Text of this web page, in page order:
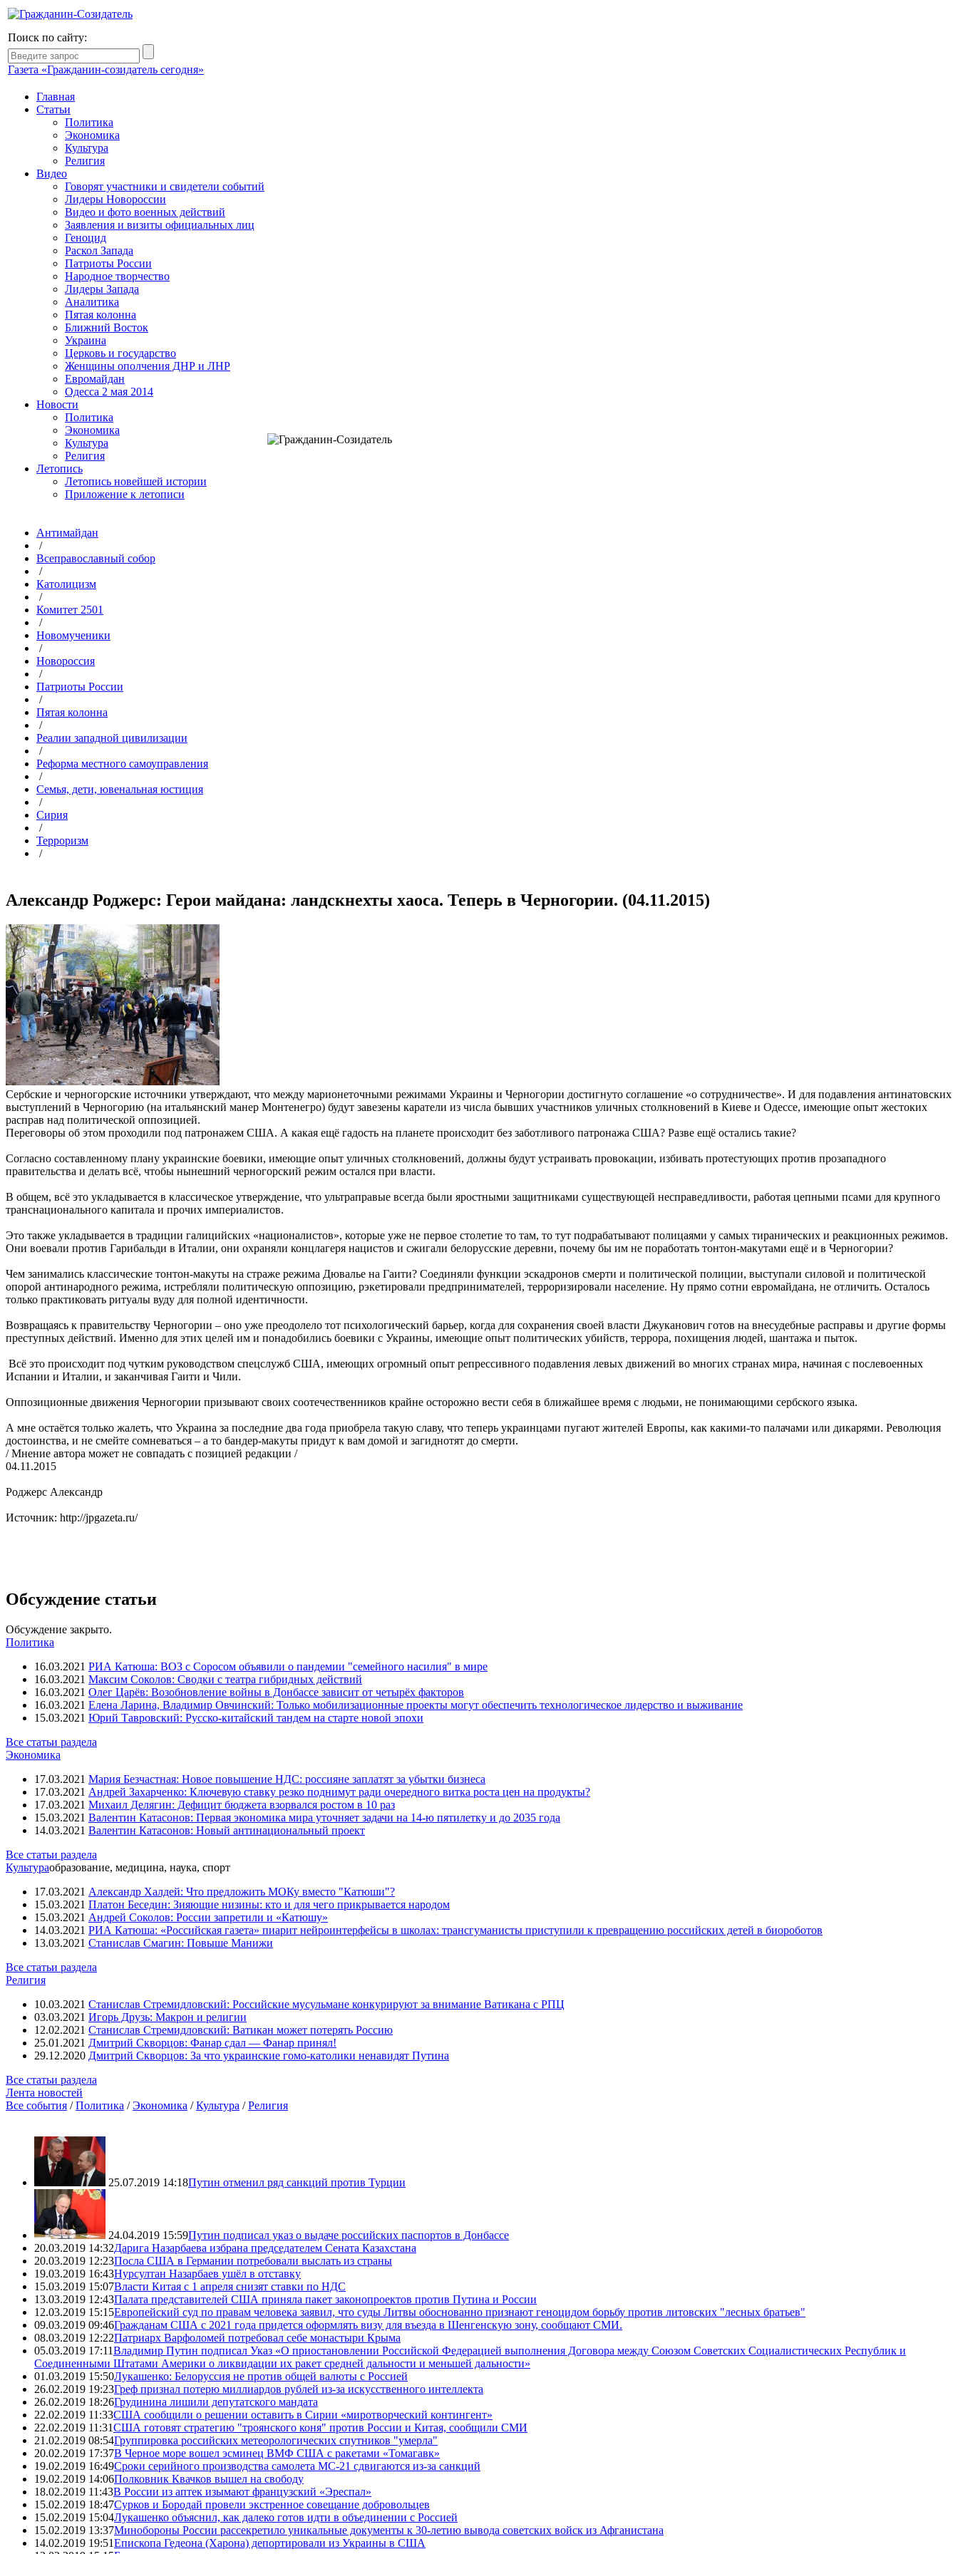
Поиск по сайту:
Газета «Гражданин-созидатель сегодня»
Главная
Статьи
Политика
Экономика
Культура
Религия
Видео
Говорят участники и свидетели событий
Лидеры Новороссии
Видео и фото военных действий
Заявления и визиты официальных лиц
Геноцид
Раскол Запада
Патриоты России
Народное творчество
Лидеры Запада
Аналитика
Пятая колонна
Ближний Восток
Украина
Церковь и государство
Женщины ополчения ДНР и ЛНР
Евромайдан
Одесса 2 мая 2014
Новости
Политика
Экономика
Культура
Религия
Летопись
Летопись новейшей истории
Приложение к летописи
Антимайдан
/
Всеправославный собор
/
Католицизм
/
Комитет 2501
/
Новомученики
/
Новороссия
/
Патриоты России
/
Пятая колонна
/
Реалии западной цивилизации
/
Реформа местного самоуправления
/
Семья, дети, ювенальная юстиция
/
Сирия
/
Терроризм
/
Александр Роджерс: Герои майдана: ландскнехты хаоса. Теперь в Черногории. (04.11.2015)
Сербские и черногорские источники утверждают, что между марионеточными режимами Украины и Черногории достигнуто соглашение «о сотрудничестве». И для подавления антинатовских
выступлений в Черногорию (на итальянский манер Монтенегро) будут завезены каратели из числа бывших участников уличных столкновений в Киеве и Одессе, имеющие опыт жестоких
расправ над политической оппозицией.
Переговоры об этом проходили под патронажем США. А какая ещё гадость на планете происходит без заботливого патронажа США? Разве ещё остались такие?
Согласно составленному плану украинские боевики, имеющие опыт уличных столкновений, должны будут устраивать провокации, избивать протестующих против прозападного
правительства и делать всё, чтобы нынешний черногорский режим остался при власти.
В общем, всё это укладывается в классическое утверждение, что ультраправые всегда были яростными защитниками существующей несправедливости, работая цепными псами для крупного
транснационального капитала и прочих империалистов.
Это также укладывается в традиции галицийских «националистов», которые уже не первое столетие то там, то тут подрабатывают полицаями у самых тиранических и реакционных режимов.
Они воевали против Гарибальди в Италии, они охраняли концлагеря нацистов и сжигали белорусские деревни, почему бы им не поработать тонтон-макутами ещё и в Черногории?
Чем занимались классические тонтон-макуты на страже режима Дювалье на Гаити? Соединяли функции эскадронов смерти и политической полиции, выступали силовой и политической
опорой антинародного режима, истребляли политическую оппозицию, рэкетировали предпринимателей, терроризировали население. Ну прямо сотни евромайдана, не отличить. Осталось
только практиковать ритуалы вуду для полной идентичности.
Возвращаясь к правительству Черногории – оно уже преодолело тот психологический барьер, когда для сохранения своей власти Джуканович готов на внесудебные расправы и другие формы
преступных действий. Именно для этих целей им и понадобились боевики с Украины, имеющие опыт политических убийств, террора, похищения людей, шантажа и пыток.
Всё это происходит под чутким руководством спецслужб США, имеющих огромный опыт репрессивного подавления левых движений во многих странах мира, начиная с послевоенных
Испании и Италии, и заканчивая Гаити и Чили.
Оппозиционные движения Черногории призывают своих соотечественников крайне осторожно вести себя в ближайшее время с людьми, не понимающими сербского языка.
А мне остаётся только жалеть, что Украина за последние два года приобрела такую славу, что теперь украинцами пугают жителей Европы, как какими-то палачами или дикарями. Революция
достоинства, и не смейте сомневаться – а то бандер-макуты придут к вам домой и загиднотят до смерти.
/ Мнение автора может не совпадать с позицией редакции /
04.11.2015
Роджерс Александр
Источник: http://jpgazeta.ru/
Обсуждение статьи
Обсуждение закрыто.
Политика
16.03.2021 РИА Катюша: ВОЗ с Соросом объявили о пандемии "семейного насилия" в мире
16.03.2021 Максим Соколов: Сводки с театра гибридных действий
16.03.2021 Олег Царёв: Возобновление войны в Донбассе зависит от четырёх факторов
16.03.2021 Елена Ларина, Владимир Овчинский: Только мобилизационные проекты могут обеспечить технологическое лидерство и выживание
15.03.2021 Юрий Тавровский: Русско-китайский тандем на старте новой эпохи
Все статьи раздела
Экономика
17.03.2021 Мария Безчастная: Новое повышение НДС: россияне заплатят за убытки бизнеса
17.03.2021 Андрей Захарченко: Ключевую ставку резко поднимут ради очередного витка роста цен на продукты?
17.03.2021 Михаил Делягин: Дефицит бюджета взорвался ростом в 10 раз
15.03.2021 Валентин Катасонов: Первая экономика мира уточняет задачи на 14-ю пятилетку и до 2035 года
14.03.2021 Валентин Катасонов: Новый антинациональный проект
Все статьи раздела
Культураобразование, медицина, наука, спорт
17.03.2021 Александр Халдей: Что предложить МОКу вместо "Катюши"?
15.03.2021 Платон Беседин: Зияющие низины: кто и для чего прикрывается народом
15.03.2021 Андрей Соколов: России запретили и «Катюшу»
14.03.2021 РИА Катюша: «Российская газета» пиарит нейроинтерфейсы в школах: трансгуманисты приступили к превращению российских детей в биороботов
13.03.2021 Станислав Смагин: Повыше Манижи
Все статьи раздела
Религия
10.03.2021 Станислав Стремидловский: Российские мусульмане конкурируют за внимание Ватикана с РПЦ
03.03.2021 Игорь Друзь: Макрон и религии
12.02.2021 Станислав Стремидловский: Ватикан может потерять Россию
25.01.2021 Дмитрий Скворцов: Фанар сдал — Фанар принял!
29.12.2020 Дмитрий Скворцов: За что украинские гомо-католики ненавидят Путина
Все статьи раздела
Лента новостей
Все события /Политика /Экономика /Культура /Религия
25.07.2019 14:18Путин отменил ряд санкций против Турции
24.04.2019 15:59Путин подписал указ о выдаче российских паспортов в Донбассе
20.03.2019 14:32Дарига Назарбаева избрана председателем Сената Казахстана
20.03.2019 12:23Посла США в Германии потребовали выслать из страны
19.03.2019 16:43Нурсултан Назарбаев ушёл в отставку
15.03.2019 15:07Власти Китая с 1 апреля снизят ставки по НДС
13.03.2019 12:43Палата представителей США приняла пакет законопроектов против Путина и России
12.03.2019 15:15Европейский суд по правам человека заявил, что суды Литвы обоснованно признают геноцидом борьбу против литовских "лесных братьев"
09.03.2019 09:46Гражданам США с 2021 года придется оформлять визу для въезда в Шенгенскую зону, сообщают СМИ.
08.03.2019 12:22Патриарх Варфоломей потребовал себе монастыри Крыма
05.03.2019 17:11Владимир Путин подписал Указ «О приостановлении Российской Федерацией выполнения Договора между Союзом Советских Социалистических Республик и
Соединенными Штатами Америки о ликвидации их ракет средней дальности и меньшей дальности»
01.03.2019 15:50Лукашенко: Белоруссия не против общей валюты с Россией
26.02.2019 19:23Греф признал потерю миллиардов рублей из-за искусственного интеллекта
26.02.2019 18:26Грудинина лишили депутатского мандата
22.02.2019 11:33США сообщили о решении оставить в Сирии «миротворческий контингент»
22.02.2019 11:31США готовят стратегию "троянского коня" против России и Китая, сообщили СМИ
21.02.2019 08:54Группировка российских метеорологических спутников "умерла"
20.02.2019 17:37В Черное море вошел эсминец ВМФ США с ракетами «Томагавк»
19.02.2019 16:49Сроки серийного производства самолета МС-21 сдвигаются из-за санкций
19.02.2019 14:06Полковник Квачков вышел на свободу
18.02.2019 11:43В России из аптек изымают французский «Эреспал»
15.02.2019 18:47Сурков и Бородай провели экстренное совещание добровольцев
15.02.2019 15:04Лукашенко объяснил, как далеко готов идти в объединении с Россией
15.02.2019 13:37Минобороны России рассекретило уникальные документы к 30-летию вывода советских войск из Афганистана
14.02.2019 19:51Епископа Гедеона (Харона) депортировали из Украины в США